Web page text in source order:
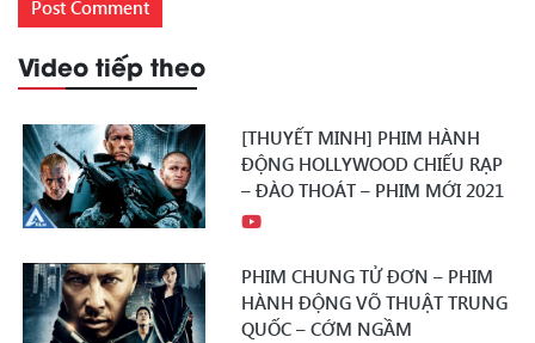
Video tiếp theo
[THUYẾT MINH] PHIM HÀNH
ĐỘNG HOLLYWOOD CHIẾU RẠP
– ĐÀO THOÁT – PHIM MỚI 2021
PHIM CHUNG TỬ ĐƠN – PHIM
HÀNH ĐỘNG VÕ THUẬT TRUNG
QUỐC – CỚM NGẦM